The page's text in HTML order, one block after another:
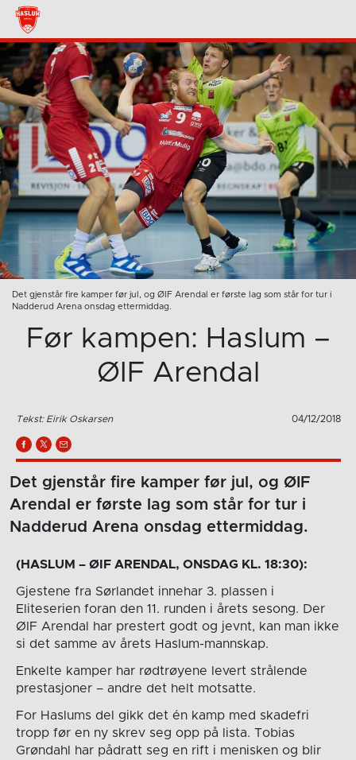
Det gjenstår fire kamper før jul, og ØIF Arendal er første lag som står for tur i
Nadderud Arena onsdag ettermiddag.
Før kampen: Haslum –
ØIF Arendal
Tekst: Eirik Oskarsen 04/12/2018
Det gjenstår fire kamper før jul, og ØIF
Arendal er første lag som står for tur i
Nadderud Arena onsdag ettermiddag.
(HASLUM – ØIF ARENDAL, ONSDAG KL. 18:30):
Gjestene fra Sørlandet innehar 3. plassen i
Eliteserien foran den 11. runden i årets sesong. Der
ØIF Arendal har prestert godt og jevnt, kan man ikke
si det samme av årets Haslum-mannskap.
Enkelte kamper har rødtrøyene levert strålende
prestasjoner – andre det helt motsatte.
For Haslums del gikk det én kamp med skadefri
tropp før en ny skrev seg opp på lista. Tobias
Grøndahl har pådratt seg en rift i menisken og blir